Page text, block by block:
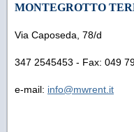
MONTEGROTTO
Via Caposeda, 78/d
347 2545453 - Fax: 049
e-mail: info@mwrent.it